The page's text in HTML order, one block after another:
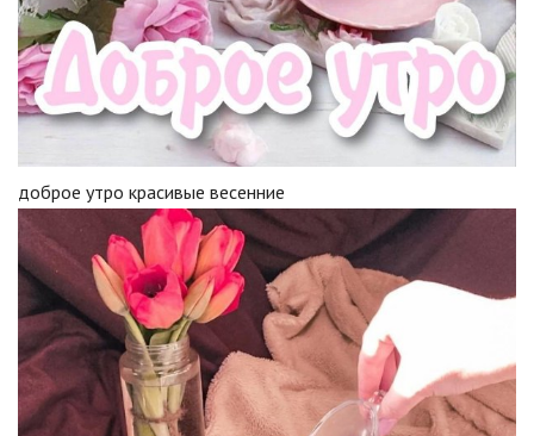
доброе утро красивые весенние